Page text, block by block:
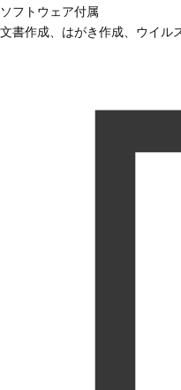
ソフトウェア付属
文書作成、はがき作成、ウイル